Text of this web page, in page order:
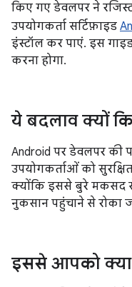
किए गए डेवलपर ने
उपयोगकर्ता सर्टिफ़ाइड
इंस्टॉल कर पाएं. इस
करना होगा.
ये बदलाव क्यों
Android पर डेवलपर की
उपयोगकर्ताओं को
क्योंकि इससे बुरे मकसद से
नुकसान पहुंचाने से रोका
इससे आपको क्या